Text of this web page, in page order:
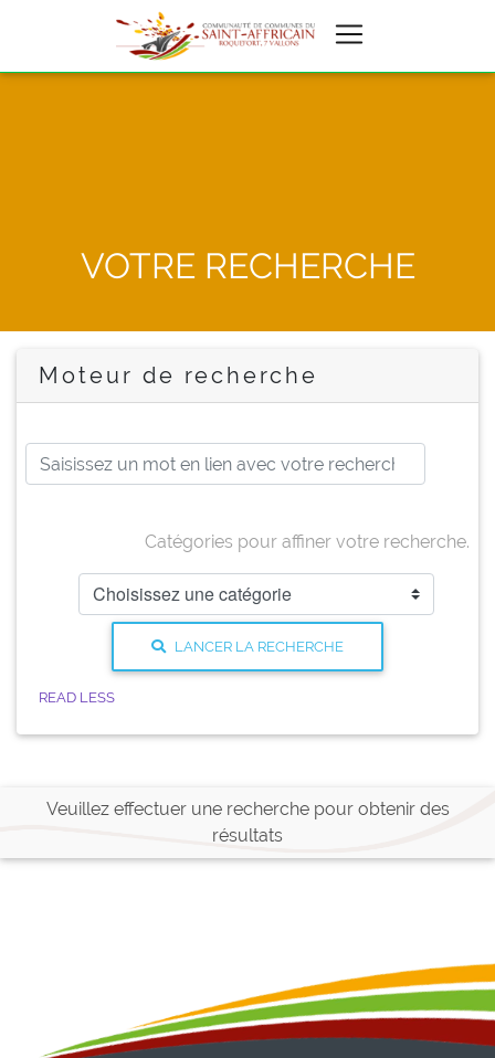
VOTRE RECHERCHE
Moteur de recherche
Catégories pour affiner votre recherche.
LANCER LA RECHERCHE
Veuillez effectuer une recherche pour obtenir des
résultats